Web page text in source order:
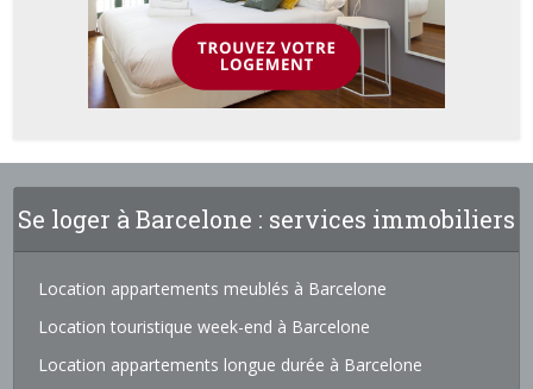
Se loger à Barcelone : services immobiliers
Location appartements meublés à Barcelone
Location touristique week-end à Barcelone
Location appartements longue durée à Barcelone